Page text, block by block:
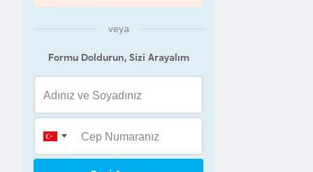
veya
Formu Doldurun, Sizi Arayalım
B
i
k